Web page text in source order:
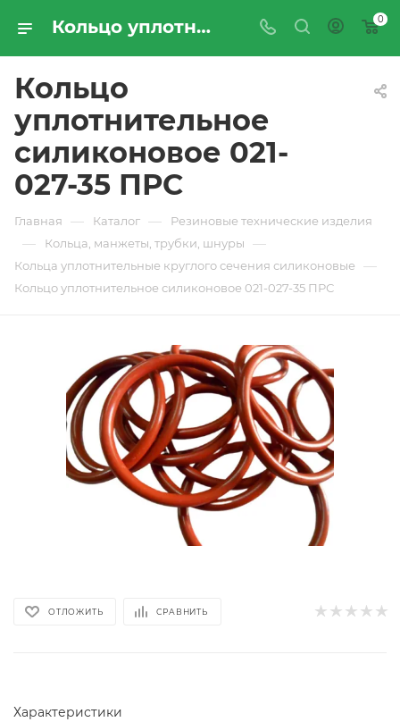
Кольцо уплотнительное силиконовое 021-027-35 ПРС - купить по цене производителя с доставкой по Москве и России | ПРОМРЕСУРССЕРВИС 0
Кольцо
уплотнительное
силиконовое 021-
027-35 ПРС
Главная — Каталог — Резиновые технические изделия
— Кольца, манжеты, трубки, шнуры —
Кольца уплотнительные круглого сечения силиконовые —
Кольцо уплотнительное силиконовое 021-027-35 ПРС
ОТЛОЖИТЬ СРАВНИТЬ
Характеристики